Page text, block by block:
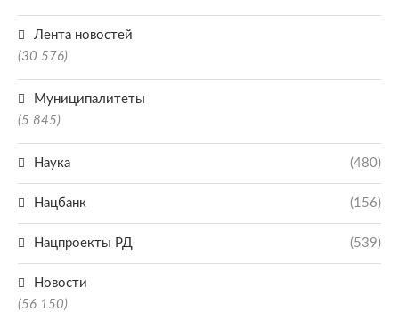
Лента новостей
(30 576)
Муниципалитеты
(5 845)
Наука (480)
Нацбанк (156)
Нацпроекты РД (539)
Новости
(56 150)